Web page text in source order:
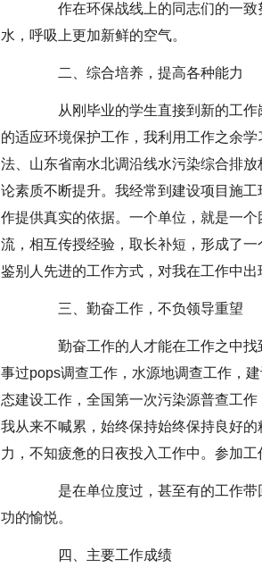
作在环保战线上的同志们的一致
水，呼吸上更加新鲜的空气。
二、综合培养，提高各种能力
从刚毕业的学生直接到新的工作
的适应环境保护工作，我利用工作之余
法、山东省南水北调沿线水污染综合排
论素质不断提升。我经常到建设项目施
作提供真实的依据。一个单位，就是一
流，相互传授经验，取长补短，形成了
鉴别人先进的工作方式，对我在工作中
三、勤奋工作，不负领导重望
勤奋工作的人才能在工作之中找
事过pops调查工作，水源地调查工作，
态建设工作，全国第一次污染源普查工
我从来不喊累，始终保持始终保持良好
力，不知疲惫的日夜投入工作中。参加
是在单位度过，甚至有的工作带
功的愉悦。
四、主要工作成绩